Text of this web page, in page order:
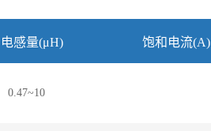
电感量(μH) 饱和电流(A)
0.47~10